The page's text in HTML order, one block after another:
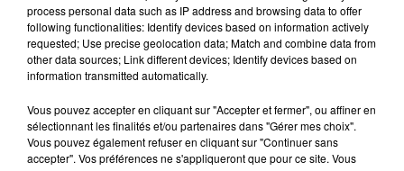
UNE ADOLESCENTE DEVANT SE FAIRE
OPÉRER DE LA CHEVILLE RESSORT DE LA...
La famille a porté plainte contre la clinique qui a
reconnu sa responsabilité et présenté ses
TITRES DIFFUSÉS
process personal data such as IP address and browsing data to offer
following functionalities: Identify devices based on information actively
requested; Use precise geolocation data; Match and combine data from
other data sources; Link different devices; Identify devices based on
information transmitted automatically.
Vous pouvez accepter en cliquant sur "Accepter et fermer", ou affiner en
sélectionnant les finalités et/ou partenaires dans "Gérer mes choix".
Vous pouvez également refuser en cliquant sur "Continuer sans
accepter". Vos préférences ne s'appliqueront que pour ce site. Vous